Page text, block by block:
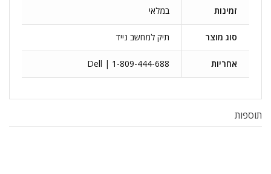
זמינות במלאי
סוג מוצר תיק למחשב נייד
אחריות Dell | 1-809-444-688
תוספות